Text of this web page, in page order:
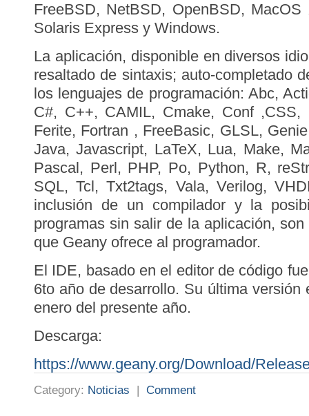
FreeBSD, NetBSD, OpenBSD,
Solaris Express y Windows.
La aplicación, disponible en diversos
resaltado de sintaxis; auto-completado
los lenguajes de programación: Abc,
C#, C++, CAMIL, Cmake, Conf
Ferite, Fortran , FreeBasic, GLSL,
Java, Javascript, LaTeX, Lua, Make,
Pascal, Perl, PHP, Po, Python, R,
SQL, Tcl, Txt2tags, Vala, Verilog,
inclusión de un compilador y la
programas sin salir de la aplicación,
que Geany ofrece al programador.
El IDE, basado en el editor de código
6to año de desarrollo. Su última versión
enero del presente año.
Descarga:
https://www.geany.org/Download/
Category: Noticias | Comment